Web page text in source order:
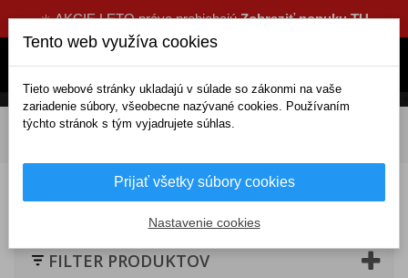
☀️ AKCIE LETO práve prebiehajúZobraziť ponuku TU
DOMOV Exteriérové doplnky
Puklice BMW 14
FILTER PRODUKTOV
Tento web využíva cookies
Tieto webové stránky ukladajú v súlade so zákonmi na vaše
zariadenie súbory, všeobecne nazývané cookies. Používaním
týchto stránok s tým vyjadrujete súhlas.
Prijať všetky súbory cookies
Nastavenie cookies